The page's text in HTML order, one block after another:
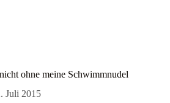
ohne meine Schwimmnudel
Juli 2015